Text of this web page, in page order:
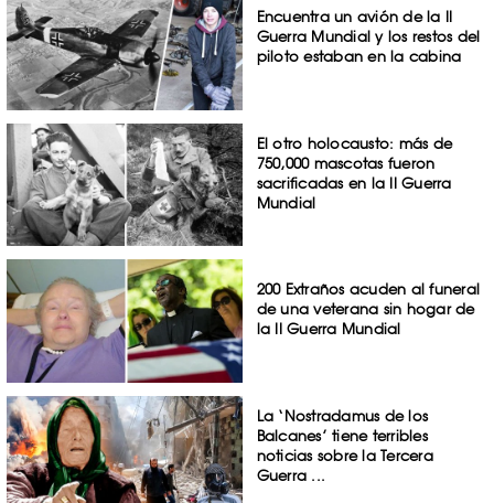
Encuentra un avión de la II
Guerra Mundial y los restos del
piloto estaban en la cabina
El otro holocausto: más de
750,000 mascotas fueron
sacrificadas en la II Guerra
Mundial
200 Extraños acuden al funeral
de una veterana sin hogar de
la II Guerra Mundial
La ‘Nostradamus de los
Balcanes’ tiene terribles
noticias sobre la Tercera
Guerra ...